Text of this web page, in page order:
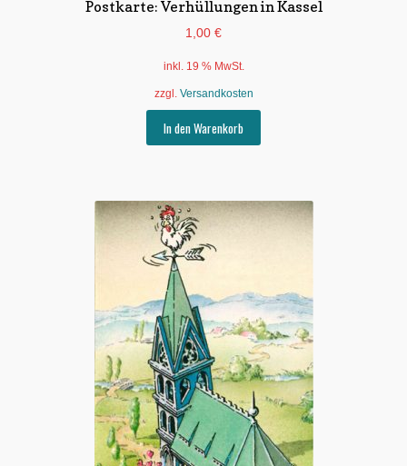
Postkarte: Verhüllungen in Kassel
1,00 €
inkl. 19 % MwSt.
zzgl. Versandkosten
In den Warenkorb